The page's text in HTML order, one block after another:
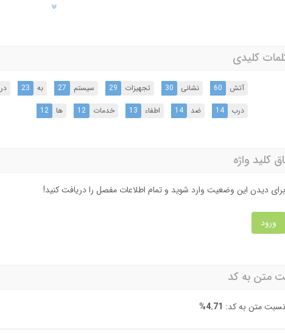
کلیدی
آتش 60 نشانی 30 تجهیزات 29 سیستم 27 به 23 در
درب
14 ضد 14 اطفاء 13 خدمات 12 ها 12
کلید واژه
برای دیدن این وضعیت وارد شوید و تمام اطلاعات مفصل را دریافت کنید!
ورود
متن به کد
نسبت متن به کد: 4.71%